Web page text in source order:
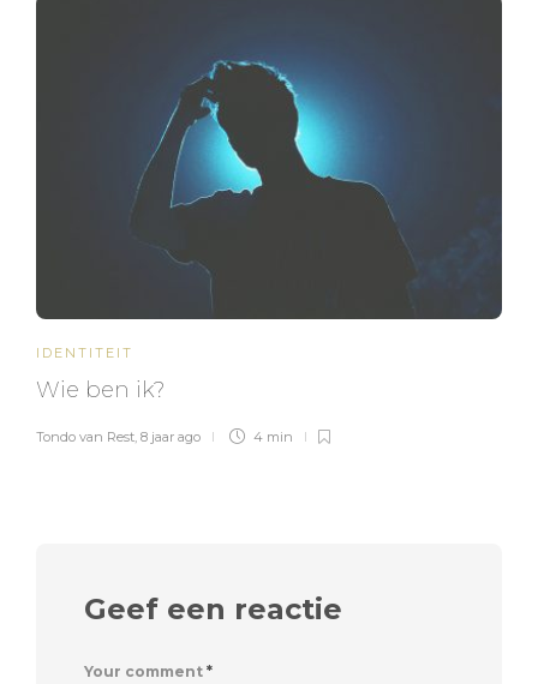
IDENTITEIT
Wie ben ik?
Tondo van Rest, 8 jaar ago 4 min
Geef een reactie
Your comment *